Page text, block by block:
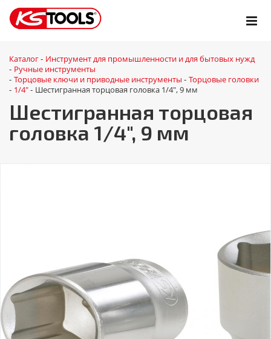
Каталог - Инструмент для промышленности и для бытовых нужд
- Ручные инструменты
- Торцовые ключи и приводные инструменты - Торцовые головки
- 1/4" - Шестигранная торцовая головка 1/4", 9 мм
Шестигранная торцовая
головка 1/4", 9 мм